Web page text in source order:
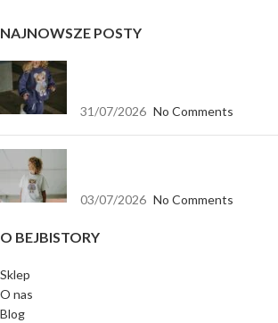
NAJNOWSZE POSTY
31/07/2026 No Comments
03/07/2026 No Comments
O BEJBISTORY
Sklep
O nas
Blog